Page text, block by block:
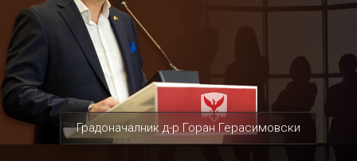
Градоначалник д-р Горан Герасимовски